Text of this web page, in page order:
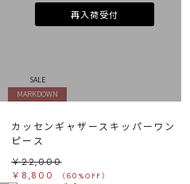
再入荷受付
SALE
MARKDOWN
カッセンギャザースキッパーワン
ピース
￥22,000
￥8,800
（60%OFF）